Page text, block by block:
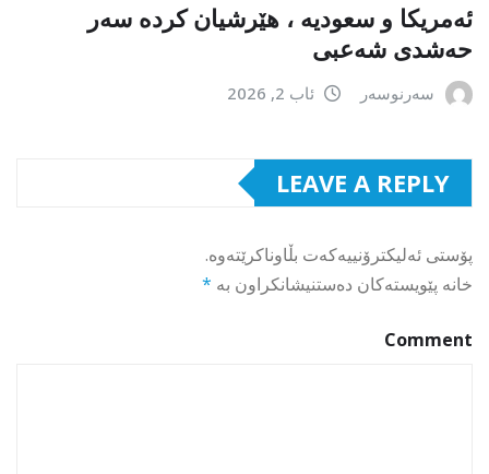
ئەمریکا و سعودیە ، هێرشیان کردە سەر
حەشدی شەعبی
سەرنوسەر ئاب 2, 2026
LEAVE A REPLY
پۆستی ئەلیکترۆنییەکەت بڵاوناکرێتەوە.
خانە پێویستەکان دەستنیشانکراون بە *
Comment